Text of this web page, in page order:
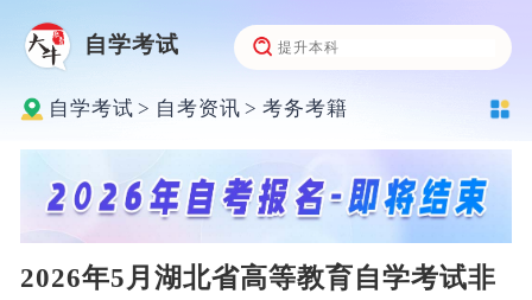
自学考试
自学考试 > 自考资讯 > 考务考籍
2026年5月湖北省高等教育自学考试非